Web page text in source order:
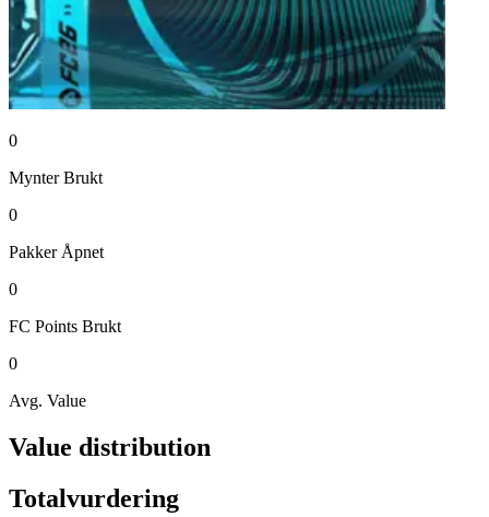
0
Mynter Brukt
0
Pakker Åpnet
0
FC Points Brukt
0
Avg. Value
Value distribution
Totalvurdering